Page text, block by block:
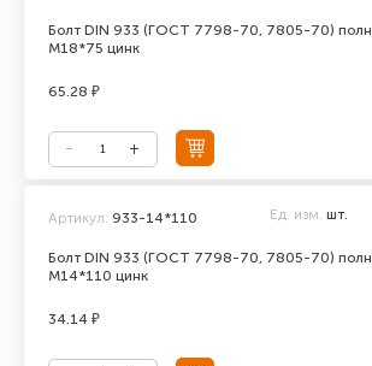
Болт DIN 933 (ГОСТ 7798-70, 7805-70)
М18*75 цинк
65.28 ₽
Болт DIN 933 (ГОСТ 7798-70, 7805-70)
М14*110 цинк
Артикул: 933-14*110 Ед. изм. шт.
34.14 ₽